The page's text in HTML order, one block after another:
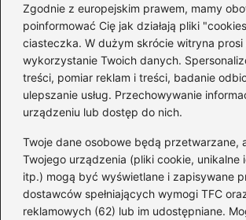
Zgodnie z europejskim prawem, mamy
poinformować Cię jak działają pliki
ciasteczka. W dużym skrócie witryna prosi
wykorzystanie Twoich danych.
treści, pomiar reklam i treści, badanie
ulepszanie usług. Przechowywanie
urządzeniu lub dostęp do nich.
Twoje dane osobowe będą przetwarzane,
Twojego urządzenia (pliki cookie, unikalne
itp.) mogą być wyświetlane i zapisywane
dostawców spełniających wymogi TFC
reklamowych (62) lub im udostępniane.
sprzętu.
←
Jakim pojazdem można jeździć bez
ważne informacje
→
Ile osób powinno podróżować w
służbowym? Praktyczne wskazówki
Dodaj komentarz